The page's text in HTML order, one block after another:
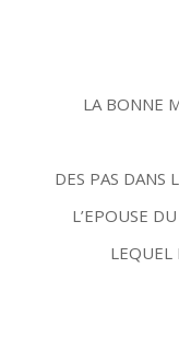
LA BONNE
DES PAS DANS
L’EPOUSE
LEQUEL